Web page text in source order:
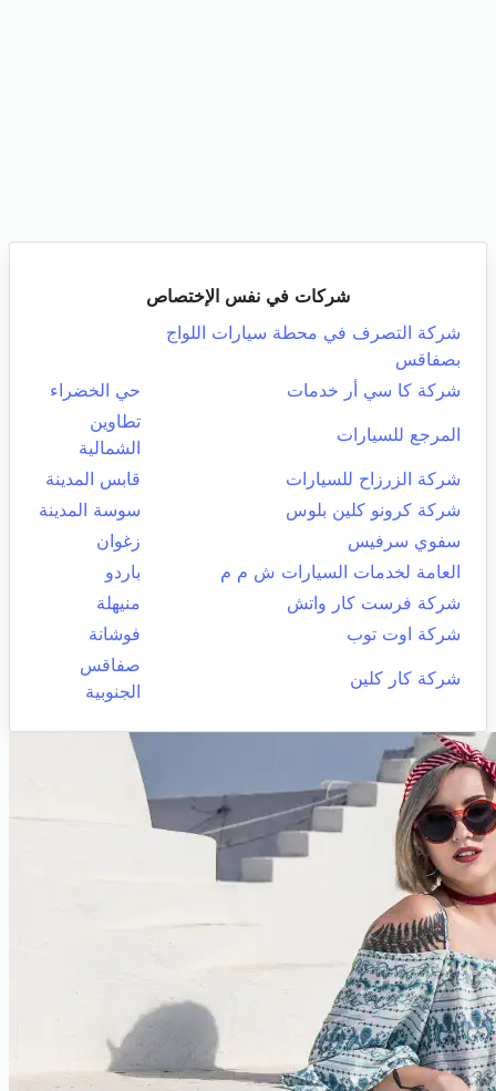
شركات في نفس الإختصاص
شركة التصرف في محطة سيارات اللواج
بصفاقس
شركة كا سي أر خدمات
حي الخضراء
المرجع للسيارات
تطاوين
الشمالية
شركة الزرزاح للسيارات
قابس المدينة
شركة كرونو كلين بلوس
سوسة المدينة
سفوي سرفيس
زغوان
العامة لخدمات السيارات ش م م
باردو
شركة فرست كار واتش
منيهلة
شركة اوت توب
فوشانة
شركة كار كلين
صفاقس
الجنوبية